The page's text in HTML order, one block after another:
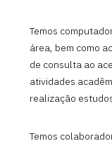
Temos
área, bem como
de consulta ao
atividades
realização
Temos